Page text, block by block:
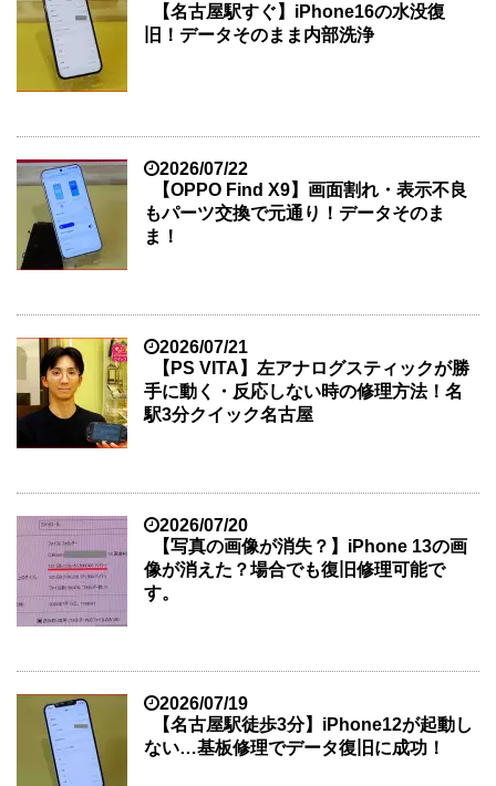
【名古屋駅すぐ】iPhone16の水没復
旧！データそのまま内部洗浄
2026/07/22
【OPPO Find X9】画面割れ・表示不良
もパーツ交換で元通り！データそのま
ま！
2026/07/21
【PS VITA】左アナログスティックが勝
手に動く・反応しない時の修理方法！名
駅3分クイック名古屋
2026/07/20
【写真の画像が消失？】iPhone 13の画
像が消えた？場合でも復旧修理可能で
す。
2026/07/19
【名古屋駅徒歩3分】iPhone12が起動し
ない…基板修理でデータ復旧に成功！